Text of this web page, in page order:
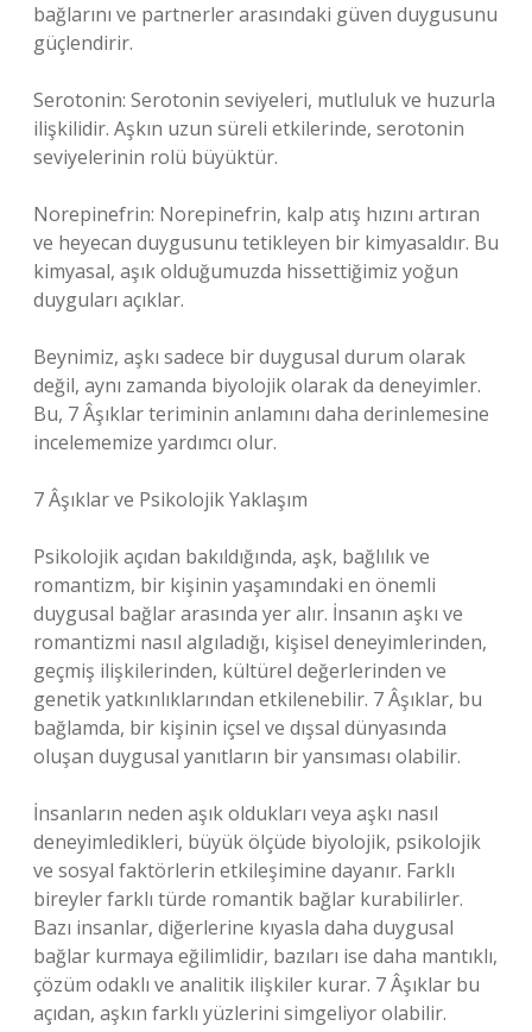
bağlarını ve partnerler arasındaki güven duygusunu
güçlendirir.
Serotonin: Serotonin seviyeleri, mutluluk ve huzurla
ilişkilidir. Aşkın uzun süreli etkilerinde, serotonin
seviyelerinin rolü büyüktür.
Norepinefrin: Norepinefrin, kalp atış hızını artıran
ve heyecan duygusunu tetikleyen bir kimyasaldır. Bu
kimyasal, aşık olduğumuzda hissettiğimiz yoğun
duyguları açıklar.
Beynimiz, aşkı sadece bir duygusal durum olarak
değil, aynı zamanda biyolojik olarak da deneyimler.
Bu, 7 Âşıklar teriminin anlamını daha derinlemesine
incelememize yardımcı olur.
7 Âşıklar ve Psikolojik Yaklaşım
Psikolojik açıdan bakıldığında, aşk, bağlılık ve
romantizm, bir kişinin yaşamındaki en önemli
duygusal bağlar arasında yer alır. İnsanın aşkı ve
romantizmi nasıl algıladığı, kişisel deneyimlerinden,
geçmiş ilişkilerinden, kültürel değerlerinden ve
genetik yatkınlıklarından etkilenebilir. 7 Âşıklar, bu
bağlamda, bir kişinin içsel ve dışsal dünyasında
oluşan duygusal yanıtların bir yansıması olabilir.
İnsanların neden aşık oldukları veya aşkı nasıl
deneyimledikleri, büyük ölçüde biyolojik, psikolojik
ve sosyal faktörlerin etkileşimine dayanır. Farklı
bireyler farklı türde romantik bağlar kurabilirler.
Bazı insanlar, diğerlerine kıyasla daha duygusal
bağlar kurmaya eğilimlidir, bazıları ise daha mantıklı,
çözüm odaklı ve analitik ilişkiler kurar. 7 Âşıklar bu
açıdan, aşkın farklı yüzlerini simgeliyor olabilir.